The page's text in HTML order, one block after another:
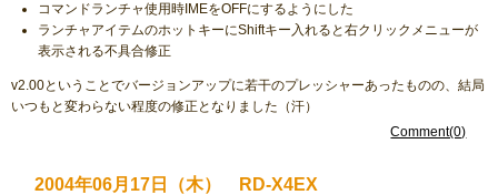
コマンドランチャ使用時IMEをOFFにするようにした
ランチャアイテムのホットキーにShiftキー入れると右クリックメニューが
表示される不具合修正
v2.00ということでバージョンアップに若干のプレッシャーあったものの、結局
いつもと変わらない程度の修正となりました（汗）
Comment(0)
2004年06月17日（木） RD-X4EX